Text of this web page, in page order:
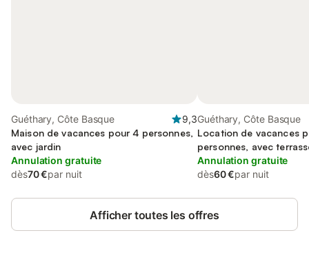
Guéthary, Côte Basque
9,3
Maison de vacances pour 4 personnes,
avec jardin
Annulation gratuite
dès70 €par nuit
Guéthary, Côte Basque
Location de vacances
personnes, avec
Annulation gratuite
dès60 €par nuit
Afficher toutes les offres